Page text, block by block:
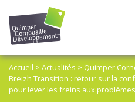
Accueil > Actualités > Quimper
Breizh Transition : retour sur la
pour lever les freins aux